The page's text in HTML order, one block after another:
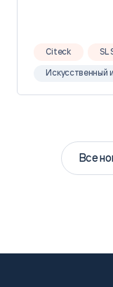
Citeck SL
Искусственный
Все